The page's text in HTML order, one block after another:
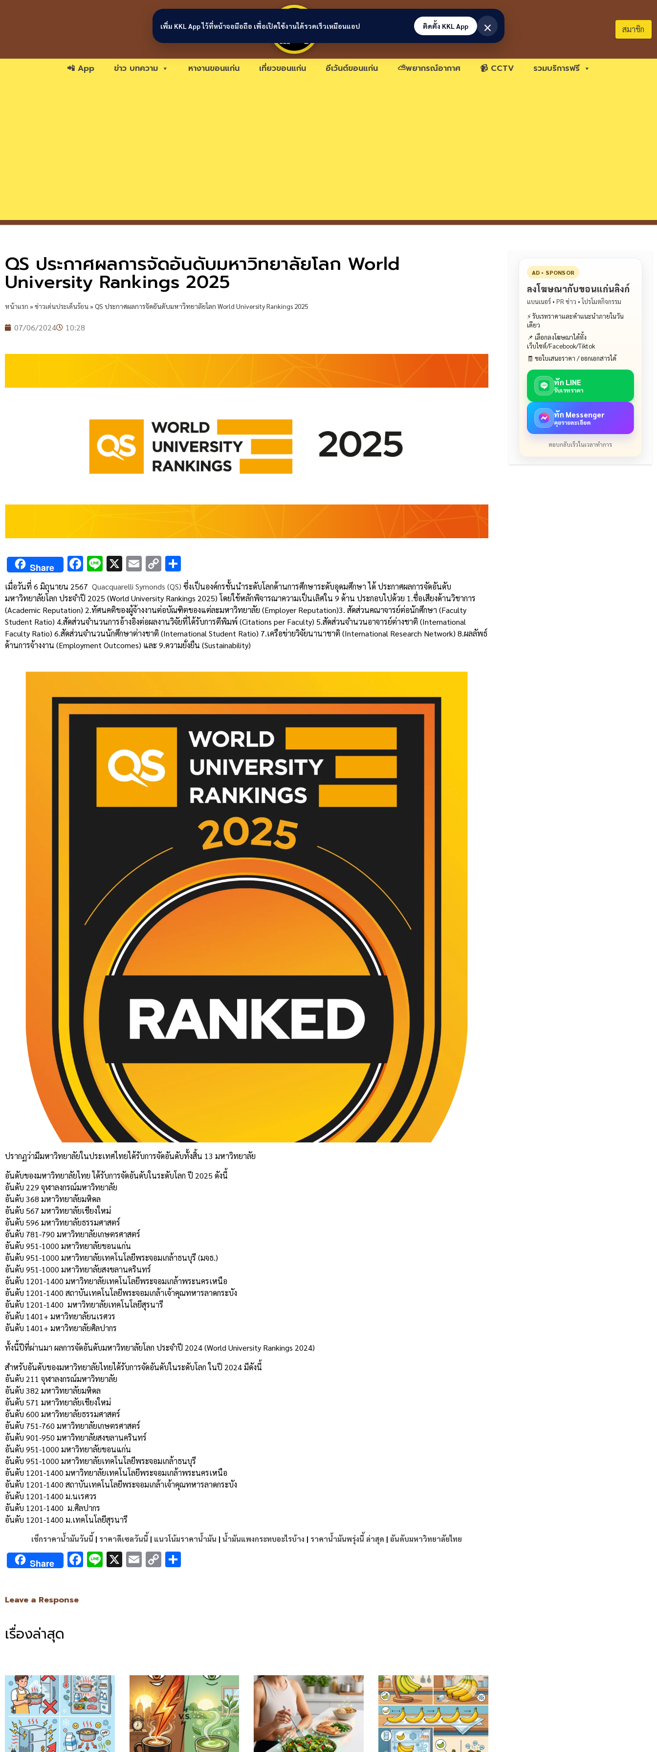
ขอนแก่นลิงก์ สมาชิก
📲 App ข่าว บทความ หางานขอนแก่น เที่ยวขอนแก่น อีเว้นต์ขอนแก่น ⛅พยากรณ์อากาศ 📹 CCTV รวมบริการฟรี
QS ประกาศผลการจัดอันดับมหาวิทยาลัยโลก World
University Rankings 2025
หน้าแรก »ข่าวเด่นประเด็นร้อน»QS ประกาศผลการจัดอันดับมหาวิทยาลัยโลก World University Rankings 2025
07/06/2024 10:28
Share Facebook
Line
X Email
Copy
Link
เมื่อวันที่ 6 มิถุนายน 2567 Quacquarelli Symonds (QS) ซึ่งเป็นองค์กรชั้นนำระดับโลกด้านการศึกษาระดับอุดมศึกษา ได้ ประกาศผลการจัดอันดับ
มหาวิทยาลัยโลก ประจำปี 2025 (World University Rankings 2025) โดยใช้หลักพิจารณาความเป็นเลิศใน 9 ด้าน ประกอบไปด้วย 1.ชื่อเสียงด้านวิชาการ
(Academic Reputation) 2.ทัศนคติของผู้จ้างงานต่อบัณฑิตของแต่ละมหาวิทยาลัย (Employer Reputation)3. สัดส่วนคณาจารย์ต่อนักศึกษา (Faculty
Student Ratio) 4.สัดส่วนจำนวนการอ้างอิงต่อผลงานวิจัยที่ได้รับการตีพิมพ์ (Citations per Faculty) 5.สัดส่วนจำนวนอาจารย์ต่างชาติ (International
Faculty Ratio) 6.สัดส่วนจำนวนนักศึกษาต่างชาติ (International Student Ratio) 7.เครือข่ายวิจัยนานาชาติ (International Research Network) 8.ผลลัพธ์
ด้านการจ้างงาน (Employment Outcomes) และ 9.ความยั่งยืน (Sustainability)
ปรากฏว่ามีมหาวิทยาลัยในประเทศไทยได้รับการจัดอันดับทั้งสิ้น 13 มหาวิทยาลัย
อันดับของมหาวิทยาลัยไทย ได้รับการจัดอันดับในระดับโลก ปี 2025 ดังนี้
อันดับ 229 จุฬาลงกรณ์มหาวิทยาลัย
อันดับ 368 มหาวิทยาลัยมหิดล
อันดับ 567 มหาวิทยาลัยเชียงใหม่
อันดับ 596 มหาวิทยาลัยธรรมศาสตร์
อันดับ 781-790 มหาวิทยาลัยเกษตรศาสตร์
อันดับ 951-1000 มหาวิทยาลัยขอนแก่น
อันดับ 951-1000 มหาวิทยาลัยเทคโนโลยีพระจอมเกล้าธนบุรี (มจธ.)
อันดับ 951-1000 มหาวิทยาลัยสงขลานครินทร์
อันดับ 1201-1400 มหาวิทยาลัยเทคโนโลยีพระจอมเกล้าพระนครเหนือ
อันดับ 1201-1400 สถาบันเทคโนโลยีพระจอมเกล้าเจ้าคุณทหารลาดกระบัง
อันดับ 1201-1400 มหาวิทยาลัยเทคโนโลยีสุรนารี
อันดับ 1401+ มหาวิทยาลัยนเรศวร
อันดับ 1401+ มหาวิทยาลัยศิลปากร
ทั้งนี้ปีที่ผ่านมา ผลการจัดอันดับมหาวิทยาลัยโลก ประจำปี 2024 (World University Rankings 2024)
สำหรับอันดับของมหาวิทยาลัยไทยได้รับการจัดอันดับในระดับโลก ในปี 2024 มีดังนี้
อันดับ 211 จุฬาลงกรณ์มหาวิทยาลัย
อันดับ 382 มหาวิทยาลัยมหิดล
อันดับ 571 มหาวิทยาลัยเชียงใหม่
อันดับ 600 มหาวิทยาลัยธรรมศาสตร์
อันดับ 751-760 มหาวิทยาลัยเกษตรศาสตร์
อันดับ 901-950 มหาวิทยาลัยสงขลานครินทร์
อันดับ 951-1000 มหาวิทยาลัยขอนแก่น
อันดับ 951-1000 มหาวิทยาลัยเทคโนโลยีพระจอมเกล้าธนบุรี
อันดับ 1201-1400 มหาวิทยาลัยเทคโนโลยีพระจอมเกล้าพระนครเหนือ
อันดับ 1201-1400 สถาบันเทคโนโลยีพระจอมเกล้าเจ้าคุณทหารลาดกระบัง
อันดับ 1201-1400 ม.นเรศวร
อันดับ 1201-1400 ม.ศิลปากร
อันดับ 1201-1400 ม.เทคโนโลยีสุรนารี
เช็กราคาน้ำมันวันนี้ | ราคาดีเซลวันนี้ | แนวโน้มราคาน้ำมัน | น้ำมันแพงกระทบอะไรบ้าง | ราคาน้ำมันพรุ่งนี้ ล่าสุด | อันดับมหาวิทยาลัยไทย
Share Facebook
Line
X Email
Copy
Leave a Response
เรื่องล่าสุด
AD • SPONSOR
ลงโฆษณากับขอนแก่นลิงก์
แบนเนอร์ • PR ข่าว • โปรโมตกิจกรรม
⚡ รับเรทราคาและคำแนะนำภายในวัน
เดียว
📌 เลือกลงโฆษณาได้ทั้ง
เว็บไซต์/Facebook/Tiktok
🧾 ขอใบเสนอราคา / ออกเอกสารได้
ทัก LINE
รับเรทราคา
ทัก Messenger
คุยรายละเอียด
ตอบกลับเร็วในเวลาทำการ
เพิ่ม KKL App ไว้ที่หน้าจอมือถือ เพื่อเปิดใช้งานได้รวดเร็วเหมือนแอป ติดตั้ง KKL App ×